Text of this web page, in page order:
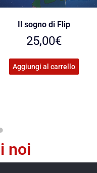
racconti e poesie per
sognare
19,00€ 18,05€
noi